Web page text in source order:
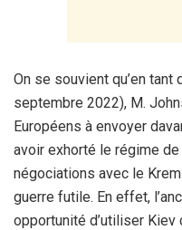
On se souvient qu’en
septembre 2022), M.
Européens à envoyer
avoir exhorté le régime
négociations avec le
guerre futile. En effet,
opportunité d’utiliser Kiev